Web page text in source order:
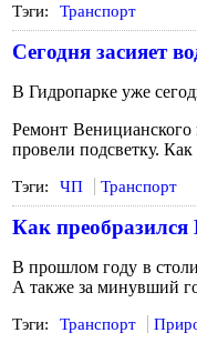
Тэги: Транспорт
Сегодня засияет
В Гидропарке уже
Ремонт Веницианского
провели подсветку.
Тэги: ЧП Транспорт
Как
В прошлом году в
А также за минувший
Тэги: Транспорт